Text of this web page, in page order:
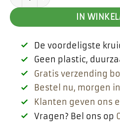
IN
De voordeligste
Geen plastic,
Gratis verzending
Bestel nu, morgen
Klanten geven ons
Vragen? Bel ons op